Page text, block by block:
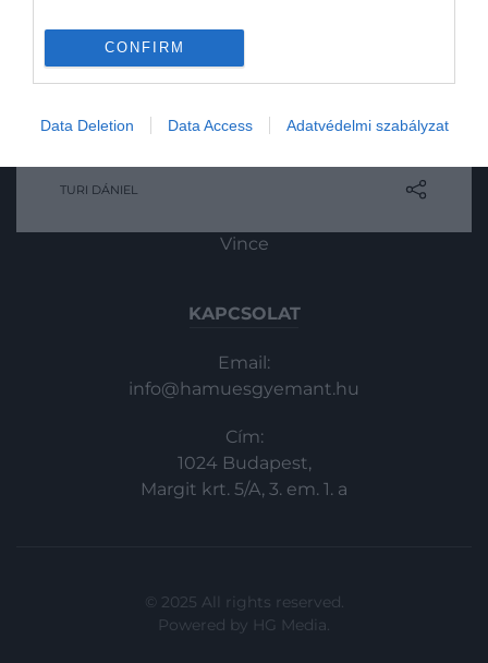
CONFIRM
Data Deletion Data Access Adatvédelmi szabályzat
Ha létezik világszerte ismert,
dobostorta mindenképp közéjük tartozik.
megálmodója, Dobos C. József halálának
megalkották minden idők leghosszabb…
Rekordot döntött az egyik
TURI DÁNIEL
HG MEDIA
Magazin-előfizetés
Vince
KAPCSOLAT
Email:
info@hamuesgyemant.hu
Cím:
1024 Budapest,
Margit krt. 5/A, 3. em. 1. a
© 2025 All rights reserved.
Powered by HG Media.